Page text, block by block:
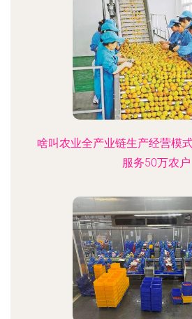
啥叫农业全产业链生产经营模
服务50万农户